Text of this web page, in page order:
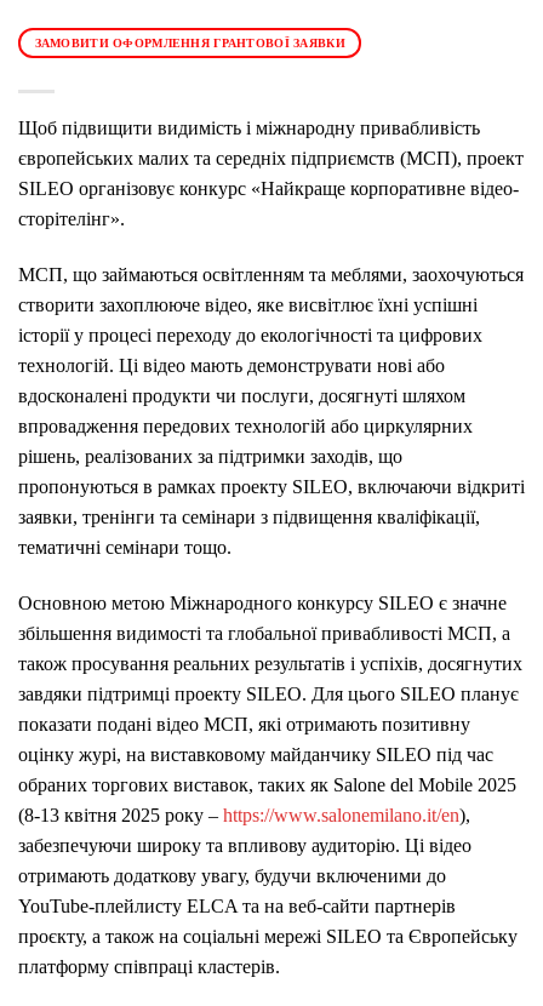
ЗАМОВИТИ ОФОРМЛЕННЯ ГРАНТОВОЇ ЗАЯВКИ
Щоб підвищити видимість і міжнародну привабливість
європейських малих та середніх підприємств (МСП), проект
SILEO організовує конкурс «Найкраще корпоративне відео-
сторітелінг».
МСП, що займаються освітленням та меблями, заохочуються
створити захоплююче відео, яке висвітлює їхні успішні
історії у процесі переходу до екологічності та цифрових
технологій. Ці відео мають демонструвати нові або
вдосконалені продукти чи послуги, досягнуті шляхом
впровадження передових технологій або циркулярних
рішень, реалізованих за підтримки заходів, що
пропонуються в рамках проекту SILEO, включаючи відкриті
заявки, тренінги та семінари з підвищення кваліфікації,
тематичні семінари тощо.
Основною метою Міжнародного конкурсу SILEO є значне
збільшення видимості та глобальної привабливості МСП, а
також просування реальних результатів і успіхів, досягнутих
завдяки підтримці проекту SILEO. Для цього SILEO планує
показати подані відео МСП, які отримають позитивну
оцінку журі, на виставковому майданчику SILEO під час
обраних торгових виставок, таких як Salone del Mobile 2025
(8-13 квітня 2025 року – https://www.salonemilano.it/en),
забезпечуючи широку та впливову аудиторію. Ці відео
отримають додаткову увагу, будучи включеними до
YouTube-плейлисту ELCA та на веб-сайти партнерів
проєкту, а також на соціальні мережі SILEO та Європейську
платформу співпраці кластерів.